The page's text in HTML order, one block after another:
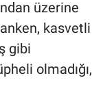
üzerine
kasvetli
gibi
olmadığı,